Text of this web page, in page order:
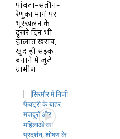
पांवटा–सतौन–
रेणुका मार्ग पर
भूस्खलन के
दूसरे दिन भी
हालात खराब,
खुद ही सड़क
बनाने में जुटे
ग्रामीण